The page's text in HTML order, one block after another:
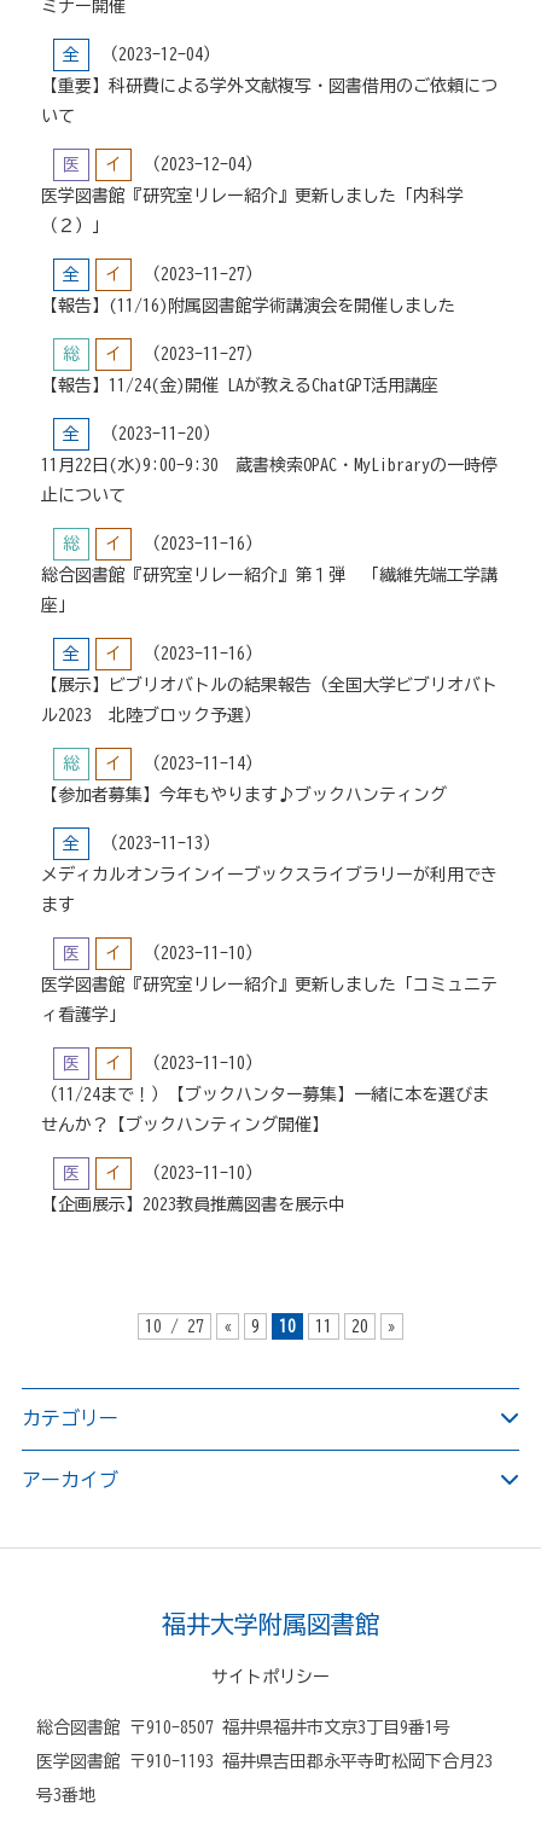
ミナー開催
全
（2023-12-04）
【重要】科研費による学外文献複写・図書借用のご依頼につ
いて
医 イ
（2023-12-04）
医学図書館『研究室リレー紹介』更新しました「内科学
（２）」
全 イ
（2023-11-27）
【報告】(11/16)附属図書館学術講演会を開催しました
総 イ
（2023-11-27）
【報告】11/24(金)開催 LAが教えるChatGPT活用講座
全
（2023-11-20）
11月22日(水)9:00-9:30 蔵書検索OPAC・MyLibraryの一時停
止について
総 イ
（2023-11-16）
総合図書館『研究室リレー紹介』第１弾 「繊維先端工学講
座」
全 イ
（2023-11-16）
【展示】ビブリオバトルの結果報告（全国大学ビブリオバト
ル2023 北陸ブロック予選）
総 イ
（2023-11-14）
【参加者募集】今年もやります♪ブックハンティング
全
（2023-11-13）
メディカルオンラインイーブックスライブラリーが利用でき
ます
医 イ
（2023-11-10）
医学図書館『研究室リレー紹介』更新しました「コミュニテ
ィ看護学」
医 イ
（2023-11-10）
（11/24まで！）【ブックハンター募集】一緒に本を選びま
せんか？【ブックハンティング開催】
医 イ
（2023-11-10）
【企画展示】2023教員推薦図書を展示中
10 / 27 « 9 10 11 20 »
カテゴリー
アーカイブ
福井大学附属図書館
サイトポリシー
総合図書館 〒910-8507 福井県福井市文京3丁目9番1号
医学図書館 〒910-1193 福井県吉田郡永平寺町松岡下合月23
号3番地